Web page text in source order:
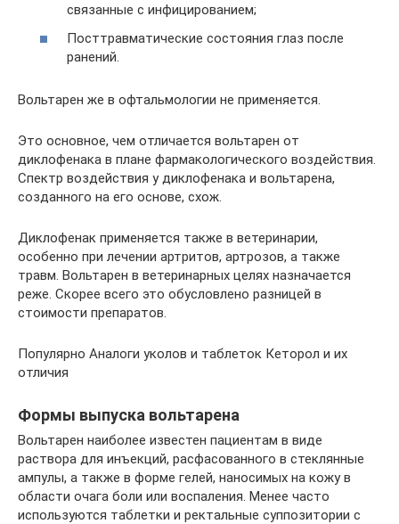
связанные с инфицированием;
Посттравматические состояния глаз после
ранений.
Вольтарен же в офтальмологии не применяется.
Это основное, чем отличается вольтарен от
диклофенака в плане фармакологического воздействия.
Спектр воздействия у диклофенака и вольтарена,
созданного на его основе, схож.
Диклофенак применяется также в ветеринарии,
особенно при лечении артритов, артрозов, а также
травм. Вольтарен в ветеринарных целях назначается
реже. Скорее всего это обусловлено разницей в
стоимости препаратов.
Популярно Аналоги уколов и таблеток Кеторол и их
отличия
Формы выпуска вольтарена
Вольтарен наиболее известен пациентам в виде
раствора для инъекций, расфасованного в стеклянные
ампулы, а также в форме гелей, наносимых на кожу в
области очага боли или воспаления. Менее часто
используются таблетки и ректальные суппозитории с